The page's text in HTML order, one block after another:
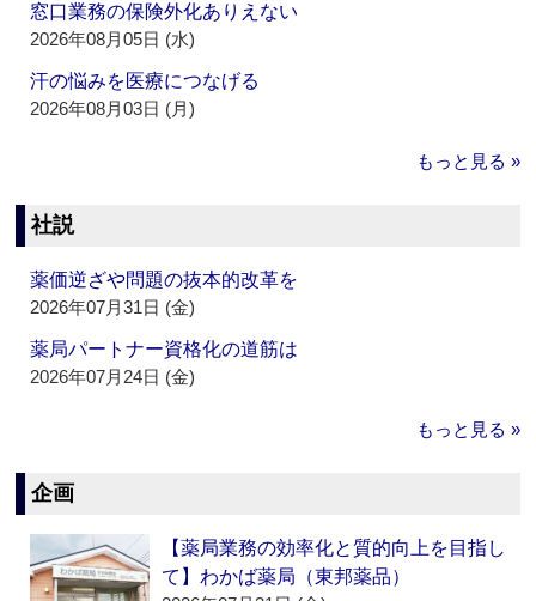
窓口業務の保険外化ありえない
2026年08月05日 (水)
汗の悩みを医療につなげる
2026年08月03日 (月)
もっと見る »
社説
薬価逆ざや問題の抜本的改革を
2026年07月31日 (金)
薬局パートナー資格化の道筋は
2026年07月24日 (金)
もっと見る »
企画
【薬局業務の効率化と質的向上を目指し
て】わかば薬局（東邦薬品）